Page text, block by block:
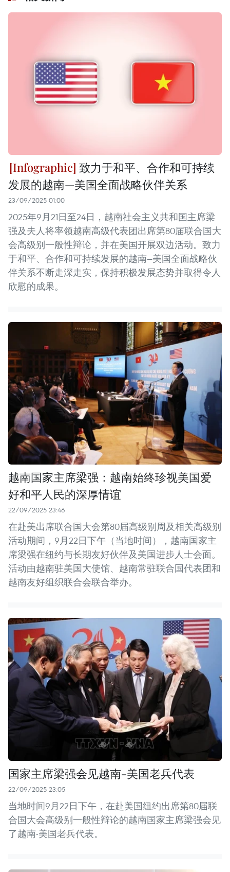
致力于和平、合作和可持续
发展的越南—美国全面战略伙伴关系
23/09/2025 01:00
2025年9月21日至24日，越南社会主义共和国主席梁
强及夫人将率领越南高级代表团出席第80届联合国大
会高级别一般性辩论，并在美国开展双边活动。致力
于和平、合作和可持续发展的越南—美国全面战略伙
伴关系不断走深走实，保持积极发展态势并取得令人
欣慰的成果。
越南国家主席梁强：越南始终珍视美国爱
好和平人民的深厚情谊
22/09/2025 23:46
在赴美出席联合国大会第80届高级别周及相关高级别
活动期间，9月22日下午（当地时间），越南国家主
席梁强在纽约与长期友好伙伴及美国进步人士会面。
活动由越南驻美国大使馆、越南常驻联合国代表团和
越南友好组织联合会联合举办。
国家主席梁强会见越南-美国老兵代表
22/09/2025 23:05
当地时间9月22日下午，在赴美国纽约出席第80届联
合国大会高级别一般性辩论的越南国家主席梁强会见
了越南-美国老兵代表。